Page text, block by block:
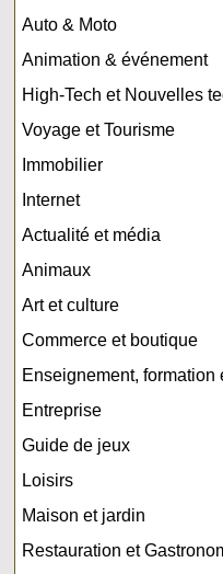
Auto & Moto
Animation & événement
High-Tech et Nouvelles
Voyage et Tourisme
Immobilier
Internet
Actualité et média
Animaux
Art et culture
Commerce et boutique
Enseignement, formation
Entreprise
Guide de jeux
Loisirs
Maison et jardin
Restauration et